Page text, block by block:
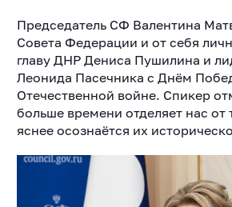
Председатель СФ Валентина
Совета Федерации и от себя
главу ДНР Дениса Пушилина и
Леонида Пасечника с Днём
Отечественной войне. Спикер
больше времени отделяет нас от
яснее осознаётся их